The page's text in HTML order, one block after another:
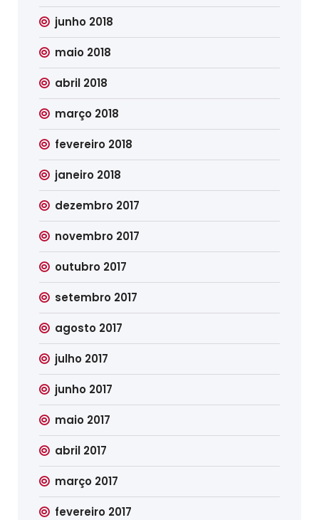
junho 2018
maio 2018
abril 2018
março 2018
fevereiro 2018
janeiro 2018
dezembro 2017
novembro 2017
outubro 2017
setembro 2017
agosto 2017
julho 2017
junho 2017
maio 2017
abril 2017
março 2017
fevereiro 2017